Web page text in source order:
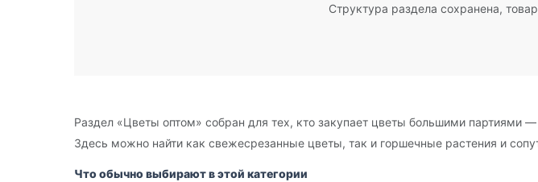
Структура раздела сохранена,
Раздел «Цветы оптом» собран для тех, кто закупает цветы большими партиями
Здесь можно найти как свежесрезанные цветы, так и горшечные растения и
Что обычно выбирают в этой категории